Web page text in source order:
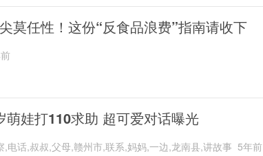
莫任性！这份“反食品浪费”指南请收下
萌娃打110求助 超可爱对话曝光
,电话,叔叔,父母,赣州市,联系,妈妈,一边,龙南县,讲故事 5年前